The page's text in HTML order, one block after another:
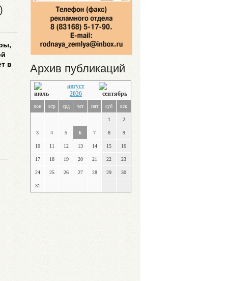
в
Архив публикаций
август
2026
пон втр срд чет пят суб вск
1 2
3 4 5 6 7 8 9
10 11 12 13 14 15 16
17 18 19 20 21 22 23
24 25 26 27 28 29 30
31